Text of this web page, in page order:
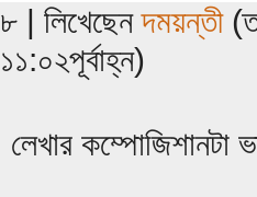
৮ | লিখেছেনদময়ন্তী
১১:০২পূর্বাহ্ন)
লেখার কম্পোজিশানটা